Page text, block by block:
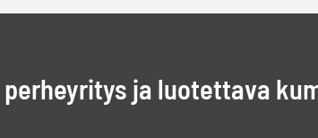
ja luotettava